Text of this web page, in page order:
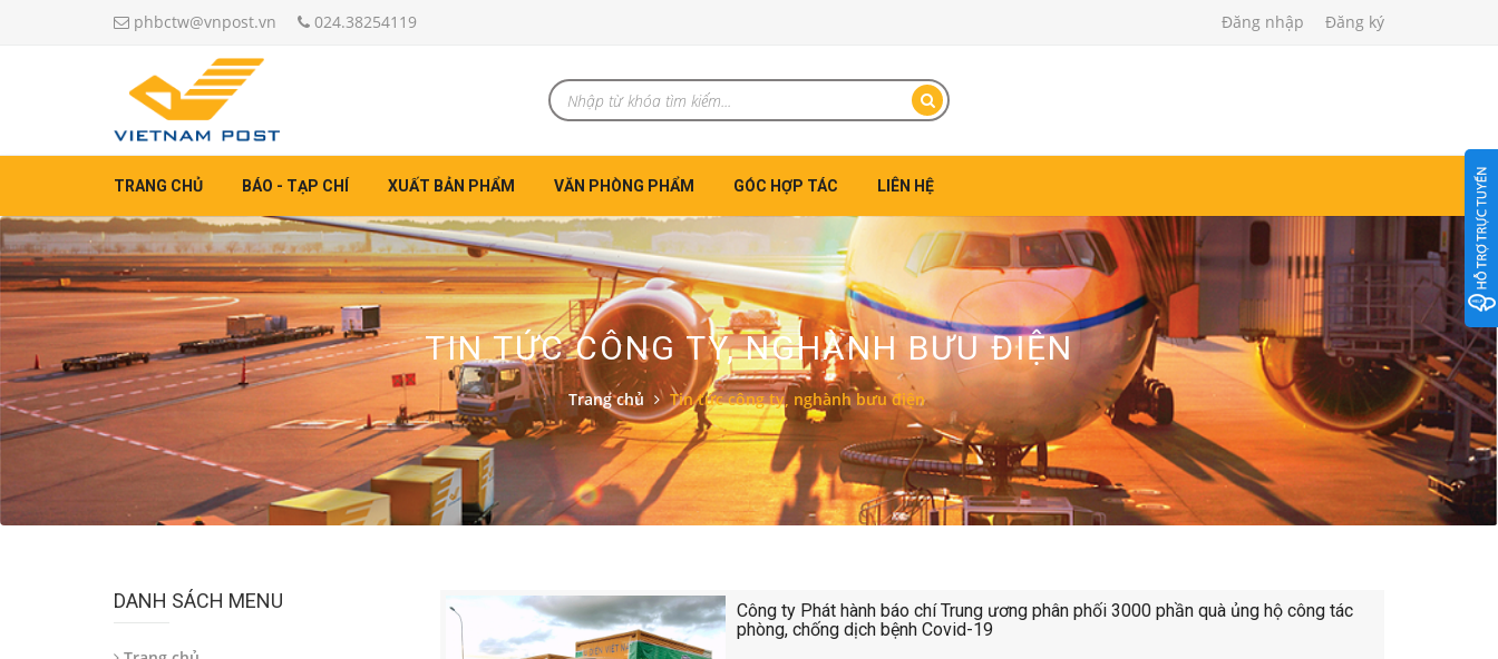
phbctw@vnpost.vn 024.38254119 Đăng nhập Đăng ký
TRANG CHỦ BÁO - TẠP CHÍ XUẤT BẢN PHẨM VĂN PHÒNG PHẨM GÓC HỢP TÁC LIÊN HỆ
TIN TỨC CÔNG TY, NGHÀNH BƯU ĐIỆN
Trang chủ Tin tức công ty, nghành bưu điện
Công ty Phát hành báo chí Trung ương phân phối 3000 phần quà ủng hộ công tác
phòng, chống dịch bệnh Covid-19
DANH SÁCH MENU